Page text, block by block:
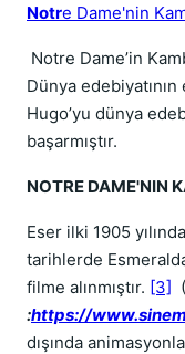
Notre Dame'nin
Notre Dame’in
Dünya
Hugo’yu dünya
başarmıştır.
NOTRE DAME'NIN
Eser ilki 1905
tarihlerde
filme alınmıştır. [3] (
:https://
dışında